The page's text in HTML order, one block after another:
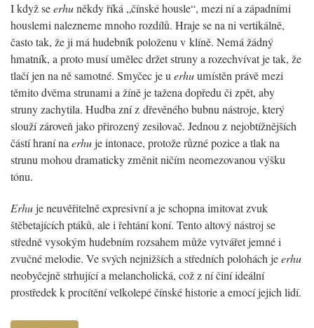
I když seerhuněkdy říká „čínské housle“, mezi ní a západními
houslemi nalezneme mnoho rozdílů. Hraje se na ni vertikálně,
často tak, že ji má hudebník položenu v klíně. Nemá žádný
hmatník, a proto musí umělec držet struny a rozechvívat je tak, že
tlačí jen na ně samotné. Smyčec je uerhuumístěn právě mezi
těmito dvěma strunami a žíně je tažena dopředu či zpět, aby
struny zachytila. Hudba zní z dřevěného bubnu nástroje, který
slouží zároveň jako přirozený zesilovač. Jednou z nejobtížnějších
částí hraní naerhuje intonace, protože různé pozice a tlak na
strunu mohou dramaticky změnit ničím neomezovanou výšku
tónu.
Erhuje neuvěřitelně expresivní a je schopna imitovat zvuk
štěbetajících ptáků, ale i řehtání koní. Tento altový nástroj se
středně vysokým hudebním rozsahem může vytvářet jemné i
zvučné melodie. Ve svých nejnižších a středních polohách jeerhu
neobyčejně strhující a melancholická, což z ní činí ideální
prostředek k procítění velkolepé čínské historie a emocí jejich lidí.